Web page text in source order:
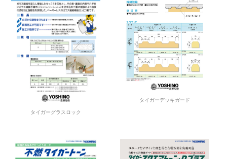
タイガーグラスロック
タイガーデッキガード